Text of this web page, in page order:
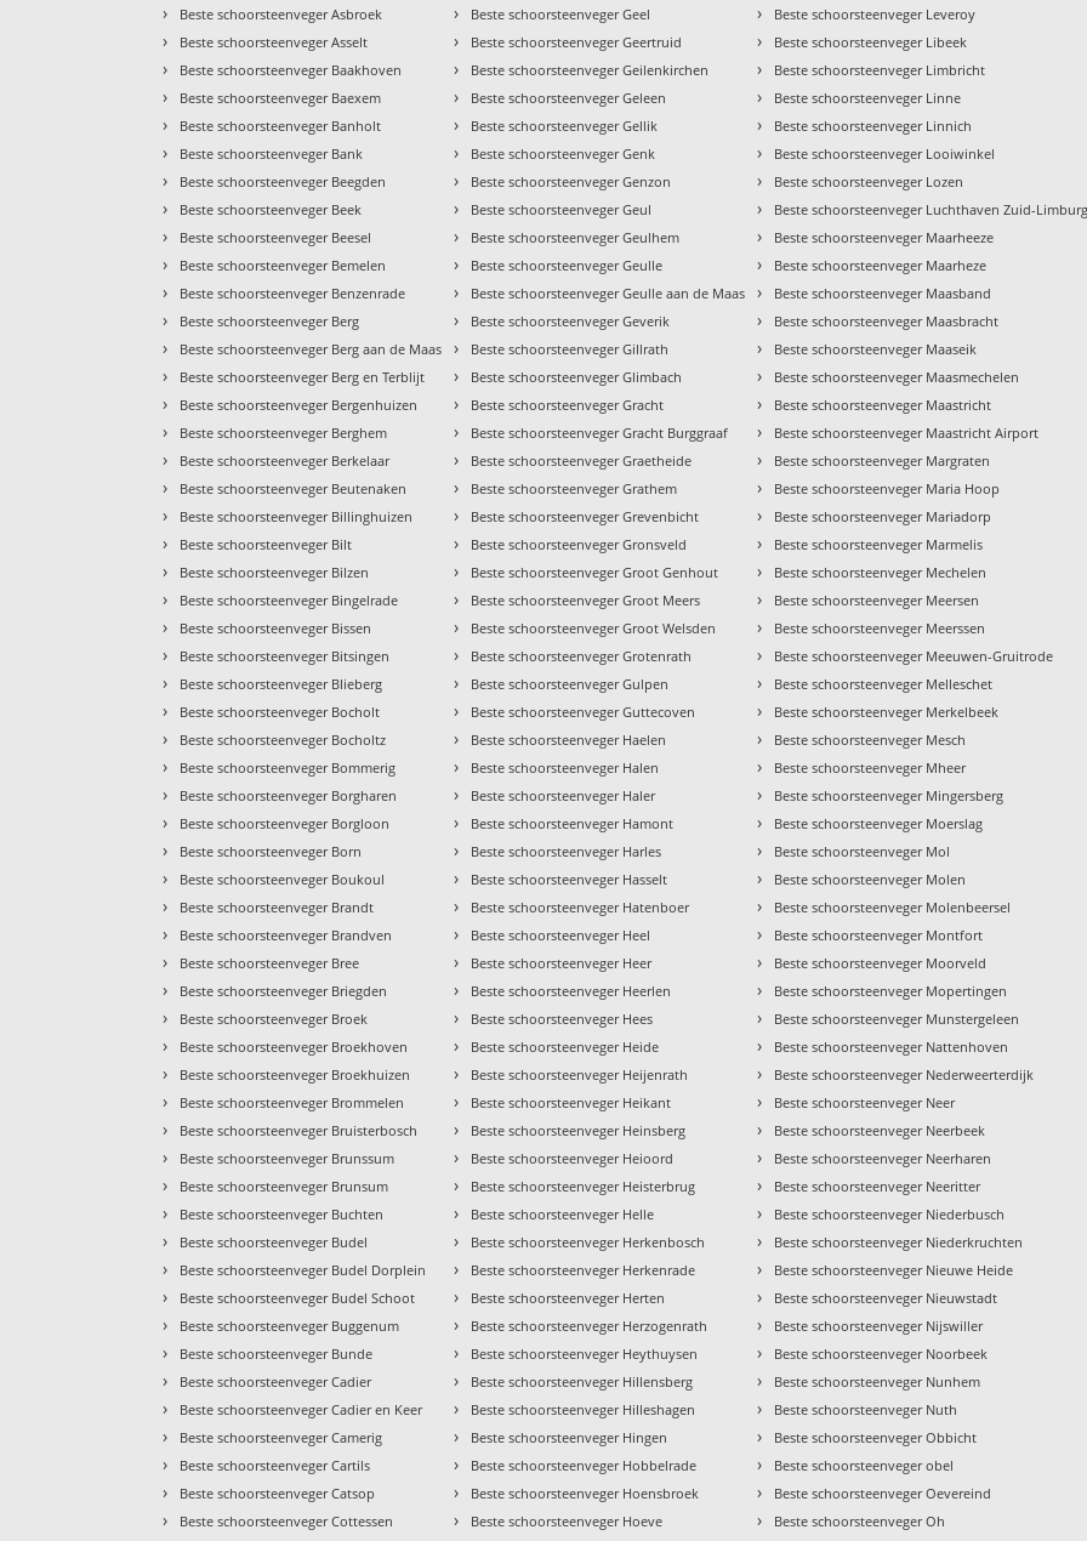
› Beste schoorsteenveger Asbroek
› Beste schoorsteenveger Asselt
› Beste schoorsteenveger Baakhoven
› Beste schoorsteenveger Baexem
› Beste schoorsteenveger Banholt
› Beste schoorsteenveger Bank
› Beste schoorsteenveger Beegden
› Beste schoorsteenveger Beek
› Beste schoorsteenveger Beesel
› Beste schoorsteenveger Bemelen
› Beste schoorsteenveger Benzenrade
› Beste schoorsteenveger Berg
› Beste schoorsteenveger Berg aan de Maas
› Beste schoorsteenveger Berg en Terblijt
› Beste schoorsteenveger Bergenhuizen
› Beste schoorsteenveger Berghem
› Beste schoorsteenveger Berkelaar
› Beste schoorsteenveger Beutenaken
› Beste schoorsteenveger Billinghuizen
› Beste schoorsteenveger Bilt
› Beste schoorsteenveger Bilzen
› Beste schoorsteenveger Bingelrade
› Beste schoorsteenveger Bissen
› Beste schoorsteenveger Bitsingen
› Beste schoorsteenveger Blieberg
› Beste schoorsteenveger Bocholt
› Beste schoorsteenveger Bocholtz
› Beste schoorsteenveger Bommerig
› Beste schoorsteenveger Borgharen
› Beste schoorsteenveger Borgloon
› Beste schoorsteenveger Born
› Beste schoorsteenveger Boukoul
› Beste schoorsteenveger Brandt
› Beste schoorsteenveger Brandven
› Beste schoorsteenveger Bree
› Beste schoorsteenveger Briegden
› Beste schoorsteenveger Broek
› Beste schoorsteenveger Broekhoven
› Beste schoorsteenveger Broekhuizen
› Beste schoorsteenveger Brommelen
› Beste schoorsteenveger Bruisterbosch
› Beste schoorsteenveger Brunssum
› Beste schoorsteenveger Brunsum
› Beste schoorsteenveger Buchten
› Beste schoorsteenveger Budel
› Beste schoorsteenveger Budel Dorplein
› Beste schoorsteenveger Budel Schoot
› Beste schoorsteenveger Buggenum
› Beste schoorsteenveger Bunde
› Beste schoorsteenveger Cadier
› Beste schoorsteenveger Cadier en Keer
› Beste schoorsteenveger Camerig
› Beste schoorsteenveger Cartils
› Beste schoorsteenveger Catsop
› Beste schoorsteenveger Cottessen
› Beste schoorsteenveger Geel
› Beste schoorsteenveger Geertruid
› Beste schoorsteenveger Geilenkirchen
› Beste schoorsteenveger Geleen
› Beste schoorsteenveger Gellik
› Beste schoorsteenveger Genk
› Beste schoorsteenveger Genzon
› Beste schoorsteenveger Geul
› Beste schoorsteenveger Geulhem
› Beste schoorsteenveger Geulle
› Beste schoorsteenveger Geulle aan de Maas
› Beste schoorsteenveger Geverik
› Beste schoorsteenveger Gillrath
› Beste schoorsteenveger Glimbach
› Beste schoorsteenveger Gracht
› Beste schoorsteenveger Gracht Burggraaf
› Beste schoorsteenveger Graetheide
› Beste schoorsteenveger Grathem
› Beste schoorsteenveger Grevenbicht
› Beste schoorsteenveger Gronsveld
› Beste schoorsteenveger Groot Genhout
› Beste schoorsteenveger Groot Meers
› Beste schoorsteenveger Groot Welsden
› Beste schoorsteenveger Grotenrath
› Beste schoorsteenveger Gulpen
› Beste schoorsteenveger Guttecoven
› Beste schoorsteenveger Haelen
› Beste schoorsteenveger Halen
› Beste schoorsteenveger Haler
› Beste schoorsteenveger Hamont
› Beste schoorsteenveger Harles
› Beste schoorsteenveger Hasselt
› Beste schoorsteenveger Hatenboer
› Beste schoorsteenveger Heel
› Beste schoorsteenveger Heer
› Beste schoorsteenveger Heerlen
› Beste schoorsteenveger Hees
› Beste schoorsteenveger Heide
› Beste schoorsteenveger Heijenrath
› Beste schoorsteenveger Heikant
› Beste schoorsteenveger Heinsberg
› Beste schoorsteenveger Heioord
› Beste schoorsteenveger Heisterbrug
› Beste schoorsteenveger Helle
› Beste schoorsteenveger Herkenbosch
› Beste schoorsteenveger Herkenrade
› Beste schoorsteenveger Herten
› Beste schoorsteenveger Herzogenrath
› Beste schoorsteenveger Heythuysen
› Beste schoorsteenveger Hillensberg
› Beste schoorsteenveger Hilleshagen
› Beste schoorsteenveger Hingen
› Beste schoorsteenveger Hobbelrade
› Beste schoorsteenveger Hoensbroek
› Beste schoorsteenveger Hoeve
› Beste schoorsteenveger Leveroy
› Beste schoorsteenveger Libeek
› Beste schoorsteenveger Limbricht
› Beste schoorsteenveger Linne
› Beste schoorsteenveger Linnich
› Beste schoorsteenveger Looiwinkel
› Beste schoorsteenveger Lozen
› Beste schoorsteenveger Luchthaven Zuid-
› Beste schoorsteenveger Maarheeze
› Beste schoorsteenveger Maarheze
› Beste schoorsteenveger Maasband
› Beste schoorsteenveger Maasbracht
› Beste schoorsteenveger Maaseik
› Beste schoorsteenveger Maasmechelen
› Beste schoorsteenveger Maastricht
› Beste schoorsteenveger Maastricht Airport
› Beste schoorsteenveger Margraten
› Beste schoorsteenveger Maria Hoop
› Beste schoorsteenveger Mariadorp
› Beste schoorsteenveger Marmelis
› Beste schoorsteenveger Mechelen
› Beste schoorsteenveger Meersen
› Beste schoorsteenveger Meerssen
› Beste schoorsteenveger Meeuwen-Gruitrode
› Beste schoorsteenveger Melleschet
› Beste schoorsteenveger Merkelbeek
› Beste schoorsteenveger Mesch
› Beste schoorsteenveger Mheer
› Beste schoorsteenveger Mingersberg
› Beste schoorsteenveger Moerslag
› Beste schoorsteenveger Mol
› Beste schoorsteenveger Molen
› Beste schoorsteenveger Molenbeersel
› Beste schoorsteenveger Montfort
› Beste schoorsteenveger Moorveld
› Beste schoorsteenveger Mopertingen
› Beste schoorsteenveger Munstergeleen
› Beste schoorsteenveger Nattenhoven
› Beste schoorsteenveger Nederweerterdijk
› Beste schoorsteenveger Neer
› Beste schoorsteenveger Neerbeek
› Beste schoorsteenveger Neerharen
› Beste schoorsteenveger Neeritter
› Beste schoorsteenveger Niederbusch
› Beste schoorsteenveger Niederkruchten
› Beste schoorsteenveger Nieuwe Heide
› Beste schoorsteenveger Nieuwstadt
› Beste schoorsteenveger Nijswiller
› Beste schoorsteenveger Noorbeek
› Beste schoorsteenveger Nunhem
› Beste schoorsteenveger Nuth
› Beste schoorsteenveger Obbicht
› Beste schoorsteenveger obel
› Beste schoorsteenveger Oevereind
› Beste schoorsteenveger Oh